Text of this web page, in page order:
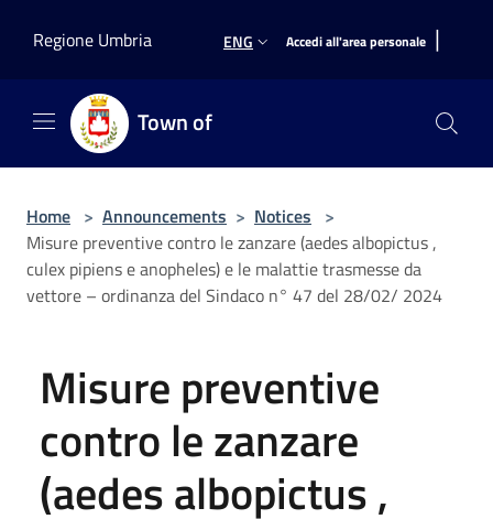
Regione Umbria
ENG Accedi all'area personale |
Town of
Home > Announcements > Notices >
Misure preventive contro le zanzare (aedes albopictus ,
culex pipiens e anopheles) e le malattie trasmesse da
vettore – ordinanza del Sindaco n° 47 del 28/02/ 2024
Misure preventive
contro le zanzare
(aedes albopictus ,